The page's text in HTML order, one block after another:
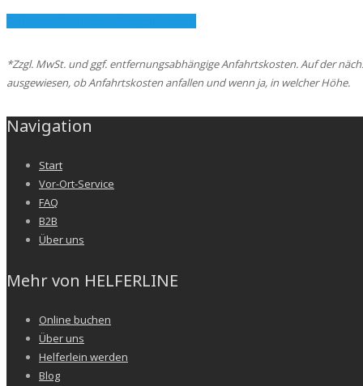
*Zzgl. MwSt. und ggf. entfernungsabhängige Anfahrtskosten. Auf der
ausgewiesen, ob Anfahrtskosten anfallen und wenn ja, in welcher Höhe.
Navigation
Start
Vor-Ort-Service
FAQ
B2B
Über uns
Mehr von HELFERLINE
Online buchen
Über uns
Helferlein werden
Blog